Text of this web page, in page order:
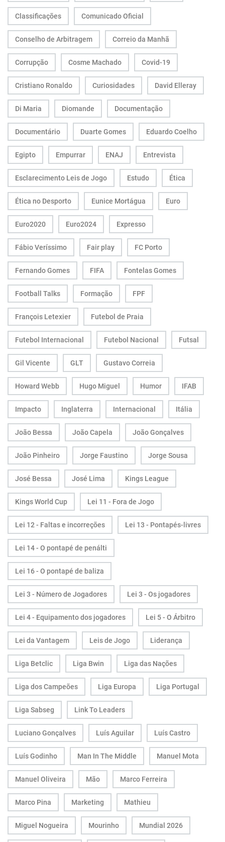
Classificações Comunicado Oficial
Conselho de Arbitragem Correio da Manhã
Corrupção Cosme Machado Covid-19
Cristiano Ronaldo Curiosidades David Elleray
Di Maria Diomande Documentação
Documentário Duarte Gomes Eduardo Coelho
Egipto Empurrar ENAJ Entrevista
Esclarecimento Leis de Jogo Estudo Ética
Ética no Desporto Eunice Mortágua Euro
Euro2020 Euro2024 Expresso
Fábio Veríssimo Fair play FC Porto
Fernando Gomes FIFA Fontelas Gomes
Football Talks Formação FPF
François Letexier Futebol de Praia
Futebol Internacional Futebol Nacional Futsal
Gil Vicente GLT Gustavo Correia
Howard Webb Hugo Miguel Humor IFAB
Impacto Inglaterra Internacional Itália
João Bessa João Capela João Gonçalves
João Pinheiro Jorge Faustino Jorge Sousa
José Bessa José Lima Kings League
Kings World Cup Lei 11 - Fora de Jogo
Lei 12 - Faltas e incorreções Lei 13 - Pontapés-livres
Lei 14 - O pontapé de penálti
Lei 16 - O pontapé de baliza
Lei 3 - Número de Jogadores Lei 3 - Os jogadores
Lei 4 - Equipamento dos jogadores Lei 5 - O Árbitro
Lei da Vantagem Leis de Jogo Liderança
Liga Betclic Liga Bwin Liga das Nações
Liga dos Campeões Liga Europa Liga Portugal
Liga Sabseg Link To Leaders
Luciano Gonçalves Luís Aguilar Luís Castro
Luís Godinho Man In The Middle Manuel Mota
Manuel Oliveira Mão Marco Ferreira
Marco Pina Marketing Mathieu
Miguel Nogueira Mourinho Mundial 2026